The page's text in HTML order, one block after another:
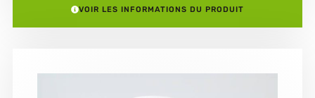
VOIR LES INFORMATIONS DU PRODUIT